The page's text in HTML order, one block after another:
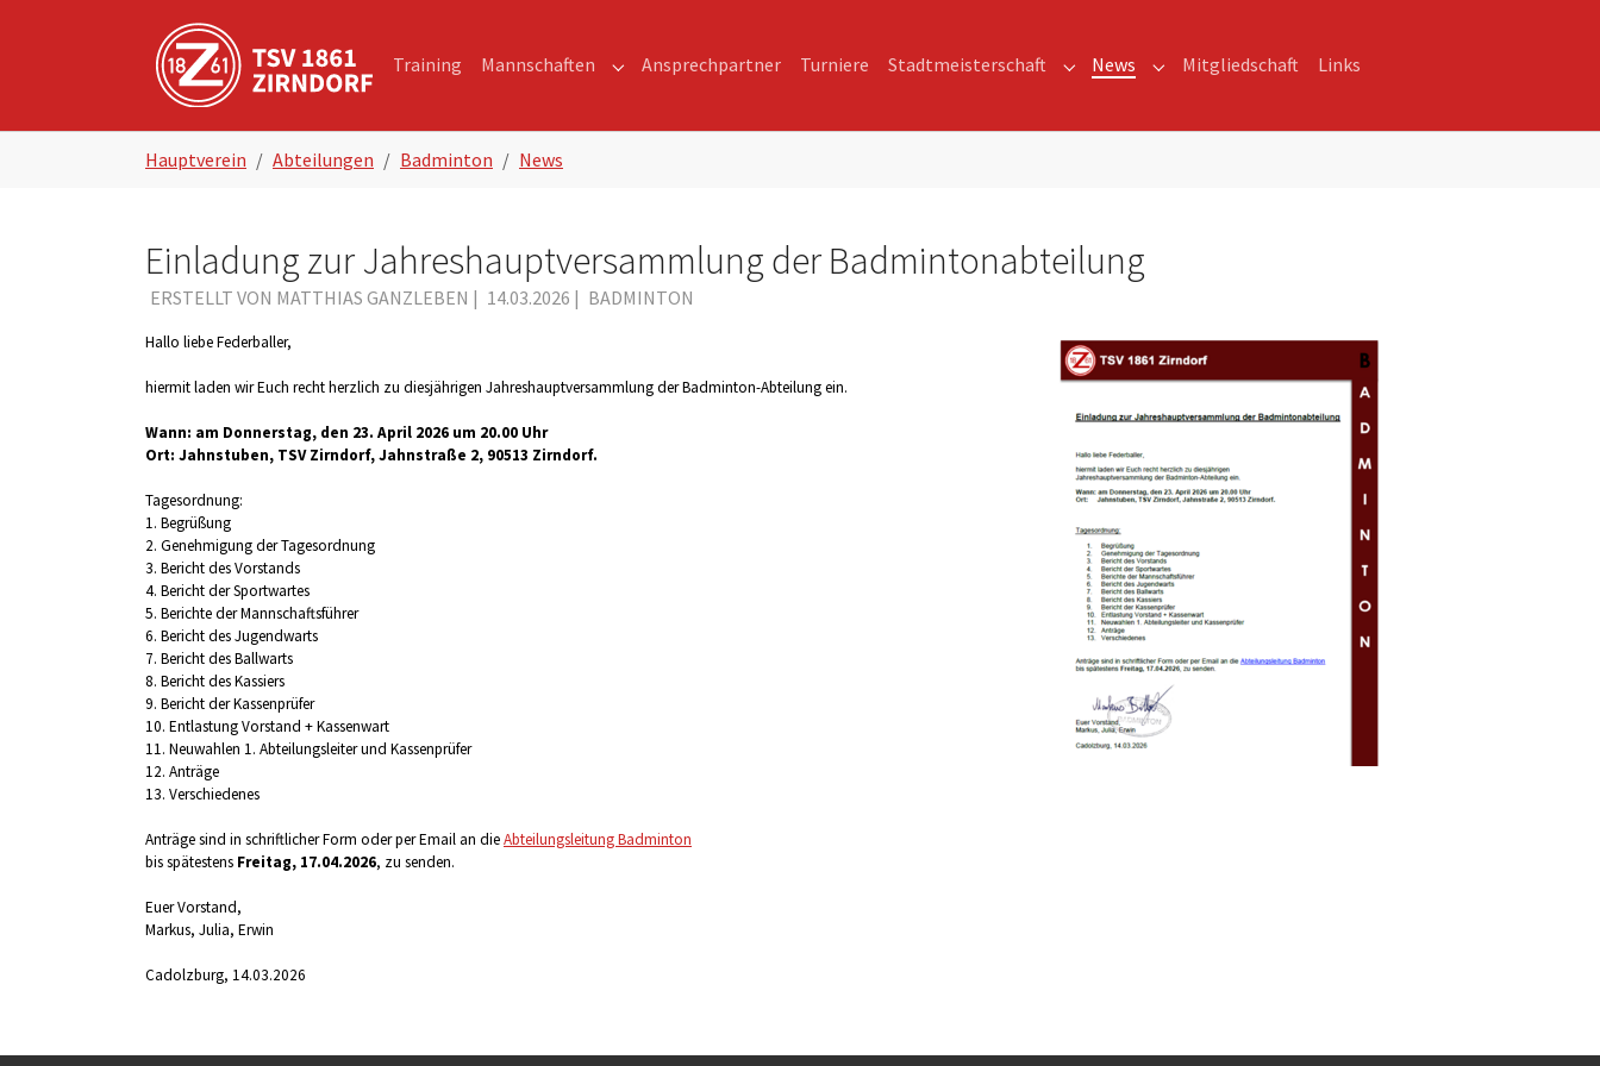
Training Mannschaften Submenu for "Mannschaften"
Ansprechpartner Turniere Stadtmeisterschaft Submenu for "Stadtmeisterschaft"
News Submenu for "News"
Mitgliedschaft Links
Hauptverein Abteilungen Badminton News
Einladung zur Jahreshauptversammlung der Badmintonabteilung
ERSTELLT VON MATTHIAS GANZLEBEN | 14.03.2026 | BADMINTON
Hallo liebe Federballer,
hiermit laden wir Euch recht herzlich zu diesjährigen Jahreshauptversammlung der Badminton-Abteilung ein.
Wann: am Donnerstag, den 23. April 2026 um 20.00 Uhr
Ort: Jahnstuben, TSV Zirndorf, Jahnstraße 2, 90513 Zirndorf.
Tagesordnung:
1. Begrüßung
2. Genehmigung der Tagesordnung
3. Bericht des Vorstands
4. Bericht der Sportwartes
5. Berichte der Mannschaftsführer
6. Bericht des Jugendwarts
7. Bericht des Ballwarts
8. Bericht des Kassiers
9. Bericht der Kassenprüfer
10. Entlastung Vorstand + Kassenwart
11. Neuwahlen 1. Abteilungsleiter und Kassenprüfer
12. Anträge
13. Verschiedenes
Anträge sind in schriftlicher Form oder per Email an dieAbteilungsleitung Badminton
bis spätestens Freitag, 17.04.2026, zu senden.
Euer Vorstand,
Markus, Julia, Erwin
Cadolzburg, 14.03.2026